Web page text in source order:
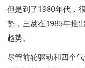
但是到了1980年代，
势，三菱在1985年推
趋势。
尽管前轮驱动和四个